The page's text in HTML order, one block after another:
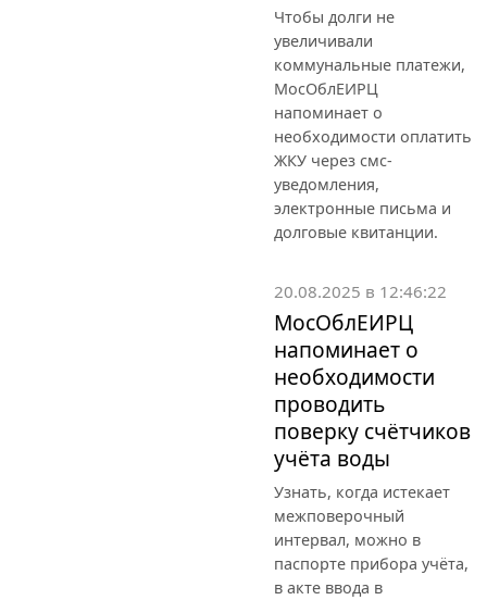
Чтобы долги не
увеличивали
коммунальные платежи,
МосОблЕИРЦ
напоминает о
необходимости оплатить
ЖКУ через смс-
уведомления,
электронные письма и
долговые квитанции.
20.08.2025 в 12:46:22
МосОблЕИРЦ
напоминает о
необходимости
проводить
поверку счётчиков
учёта воды
Узнать, когда истекает
межповерочный
интервал, можно в
паспорте прибора учёта,
в акте ввода в